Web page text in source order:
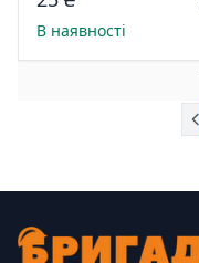
В наявності